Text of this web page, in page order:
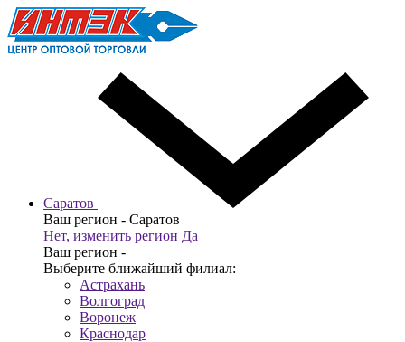
Саратов
Ваш регион - Саратов
Нет, изменить регион Да
Ваш регион -
Выберите ближайший филиал:
Астрахань
Волгоград
Воронеж
Краснодар